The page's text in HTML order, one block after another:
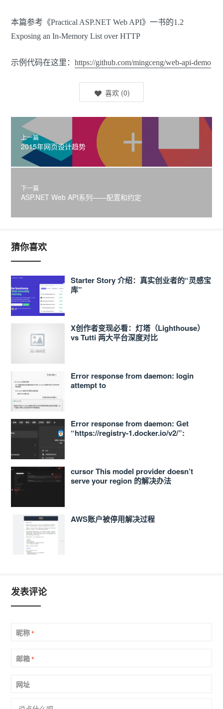
本篇参考《Practical ASP.NET Web API》一书的1.2
Exposing an In-Memory List over HTTP
示例代码在这里： https://github.com/mingceng/web-api-demo
喜欢 (0)
上一篇
2015年网页设计趋势
下一篇
ASP.NET Web API系列——配置和约定
猜你喜欢
Starter Story 介绍：真实创业者的“灵感宝
库”
X创作者变现必看：灯塔（Lighthouse）
vs Tutti 两大平台深度对比
Error response from daemon: login
attempt to
Error response from daemon: Get
“https://registry-1.docker.io/v2/”:
cursor This model provider doesn’t
serve your region 的解决办法
AWS账户被停用解决过程
发表评论
昵称*
邮箱*
网址